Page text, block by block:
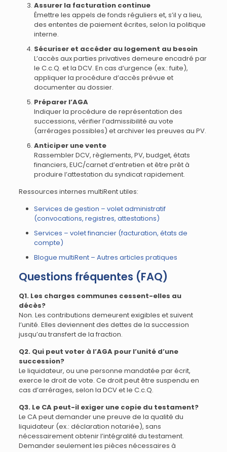
Assurer la facturation continue
Émettre les appels de fonds réguliers et, s’il y a lieu,
des ententes de paiement écrites, selon la politique
interne.
Sécuriser et accéder au logement au besoin
L’accès aux parties privatives demeure encadré par
le C.c.Q. et la DCV. En cas d’urgence (ex.: fuite),
appliquer la procédure d’accès prévue et
documenter au dossier.
Préparer l’AGA
Indiquer la procédure de représentation des
successions, vérifier l’admissibilité au vote
(arrérages possibles) et archiver les preuves au PV.
Anticiper une vente
Rassembler DCV, règlements, PV, budget, états
financiers, EUC/carnet d’entretien et être prêt à
produire l’attestation du syndicat rapidement.
Ressources internes multiRent utiles:
Services de gestion – volet administratif
(convocations, registres, attestations)
Services – volet financier (facturation, états de
compte)
Blogue multiRent – Autres articles pratiques
Questions fréquentes (FAQ)
Q1. Les charges communes cessent-elles au
décès?
Non. Les contributions demeurent exigibles et suivent
l’unité. Elles deviennent des dettes de la succession
jusqu’au transfert de la fraction.
Q2. Qui peut voter à l’AGA pour l’unité d’une
succession?
Le liquidateur, ou une personne mandatée par écrit,
exerce le droit de vote. Ce droit peut être suspendu en
cas d’arrérages, selon la DCV et le C.c.Q.
Q3. Le CA peut-il exiger une copie du testament?
Le CA peut demander une preuve de la qualité du
liquidateur (ex.: déclaration notariée), sans
nécessairement obtenir l’intégralité du testament.
Demander seulement les pièces nécessaires à